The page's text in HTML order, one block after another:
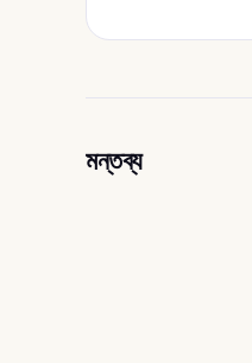
মন্তব্য